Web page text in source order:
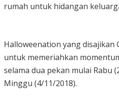
rumah untuk hidangan
Halloweenation yang disajikan
untuk memeriahkan
selama dua pekan mulai Rabu
Minggu (4/11/2018).